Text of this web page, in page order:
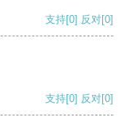
支持[0] 反对[0]
支持[0] 反对[0]